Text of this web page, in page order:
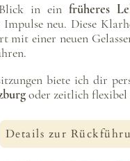
in ein früheres
Impulse neu. Diese
mit einer neuen
biete ich dir
oder zeitlich flexibel
Details zur